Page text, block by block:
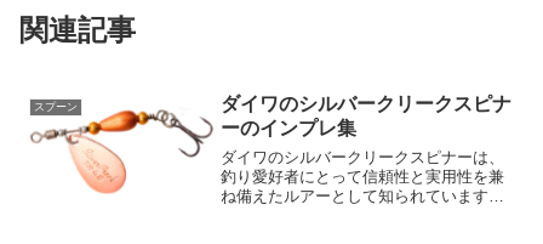
関連記事
スプーン
ダイワのシルバークリークスピナ
ーのインプレ集
ダイワのシルバークリークスピナーは、
釣り愛好者にとって信頼性と実用性を兼
ね備えたルアーとして知られています。